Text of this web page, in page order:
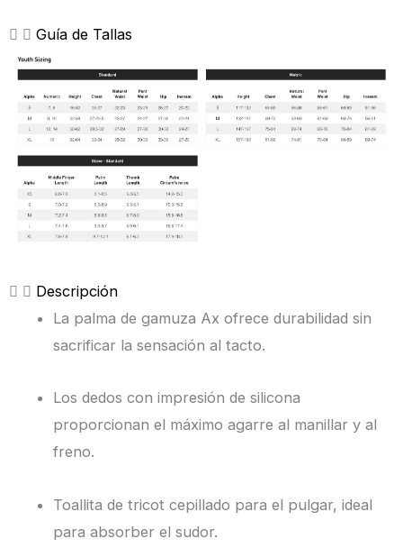
Guía de Tallas
Descripción
La palma de gamuza Ax ofrece durabilidad sin
sacrificar la sensación al tacto.
Los dedos con impresión de silicona
proporcionan el máximo agarre al manillar y al
freno.
Toallita de tricot cepillado para el pulgar, ideal
para absorber el sudor.